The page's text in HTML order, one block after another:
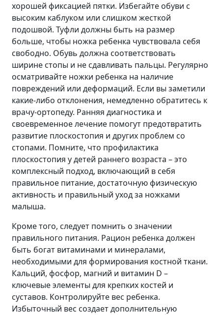
хорошей фиксацией пятки. Избегайте обуви с
высоким каблуком или слишком жесткой
подошвой. Туфли должны быть на размер
больше, чтобы ножка ребенка чувствовала себя
свободно. Обувь должна соответствовать
ширине стопы и не сдавливать пальцы. Регулярно
осматривайте ножки ребенка на наличие
повреждений или деформаций. Если вы заметили
какие-либо отклонения, немедленно обратитесь к
врачу-ортопеду. Ранняя диагностика и
своевременное лечение помогут предотвратить
развитие плоскостопия и других проблем со
стопами. Помните, что профилактика
плоскостопия у детей раннего возраста – это
комплексный подход, включающий в себя
правильное питание, достаточную физическую
активность и правильный уход за ножками
малыша.
Кроме того, следует помнить о значении
правильного питания. Рацион ребенка должен
быть богат витаминами и минералами,
необходимыми для формирования костной ткани.
Кальций, фосфор, магний и витамин D –
ключевые элементы для крепких костей и
суставов. Контролируйте вес ребенка.
Избыточный вес создает дополнительную